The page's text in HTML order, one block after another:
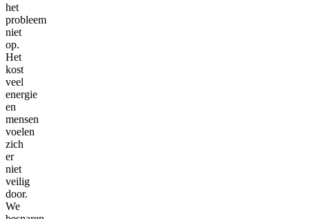
het
probleem
niet
op.
Het
kost
veel
energie
en
mensen
voelen
zich
er
niet
veilig
door.
We